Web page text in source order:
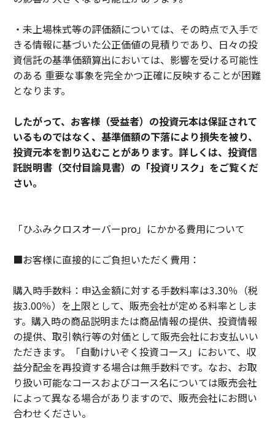
・未上場株式等の評価額については、その時点で入手で
きる情報に基づいた公正価値の見積りであり、日々の投
資信託の基準価額算出においては、影響を受ける可能性
のある 重要な事象を完全かつ正確に反映することが困難
となります。
したがって、お客様（受益者）の投資元本は保証されて
いるものではなく、基準価額の下落により損失を被り、
投資元本を割り込むことがあります。詳しくは、投資信
託説明書（交付目論見書）の「投資リスク」をご覧くだ
さい。
「ひふみクロスオーバーpro」にかかる費用について
■お客様に直接的にご負担いただく費用：
購入時手数料：申込金額に対する手数料率は3.30％（税
抜3.00％）を上限として、販売会社が定める料率としま
す。購入時の商品説明または商品情報の提供、投資情報
の提供、取引執行等の対価として販売会社にお支払いい
ただきます。「自動けいぞく投資コース」において、収
益分配金を再投資する場合は無手数料です。なお、お取
り扱い可能なコースおよびコース名については販売会社
によって異なる場合がありますので、販売会社にお問い
合わせください。